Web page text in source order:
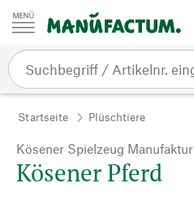
Zum Inhalt springen
Startseite Plüschtiere
Kösener Spielzeug Manufaktur
Kösener Pferd